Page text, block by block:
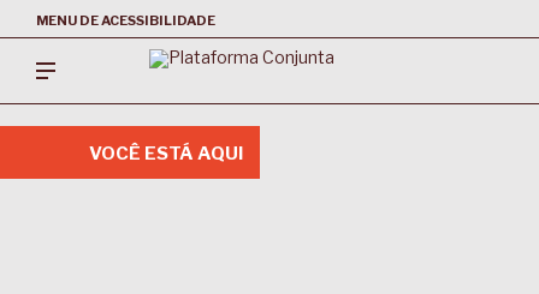
MENU DE ACESSIBILIDADE
VOCÊ ESTÁ AQUI